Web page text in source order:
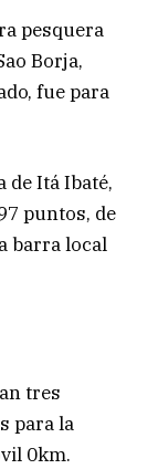
pesquera
Borja,
fue para
de Itá Ibaté,
puntos, de
barra local
tres
para la
0km.